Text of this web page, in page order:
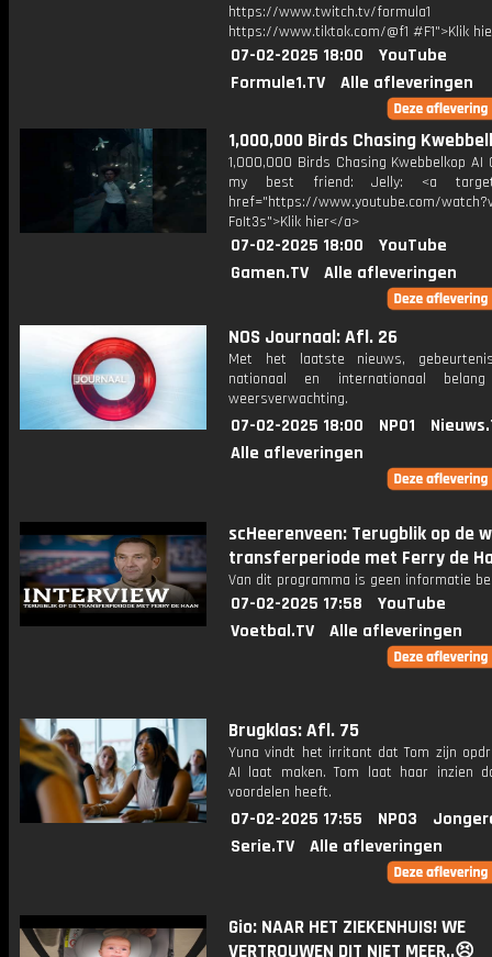
https://www.twitch.tv/formula1
https://www.tiktok.com/@f1 #F1">Klik
07-02-2025 18:00
YouTube
Formule1.TV
Alle afleveringen
1,000,000 Birds Chasing
1,000,000 Birds Chasing Kwebbelkop AI
my best friend: Jelly: <a
href="https://www.youtube.com/
FoIt3s">Klik hier</a>
07-02-2025 18:00
YouTube
Gamen.TV
Alle afleveringen
NOS Journaal: Afl. 26
Met het laatste nieuws,
nationaal en internationaal
weersverwachting.
07-02-2025 18:00 NPO1
Alle afleveringen
scHeerenveen: Terugblik op de
transferperiode met Ferry de
Van dit programma is geen informatie
07-02-2025 17:58
YouTube
Voetbal.TV
Alle afleveringen
Brugklas: Afl. 75
Yuna vindt het irritant dat Tom zijn
AI laat maken. Tom laat haar inzien
voordelen heeft.
07-02-2025 17:55 NPO3
Serie.TV
Alle afleveringen
Gio: NAAR HET ZIEKENHUIS! WE
VERTROUWEN DIT NIET MEER..😣